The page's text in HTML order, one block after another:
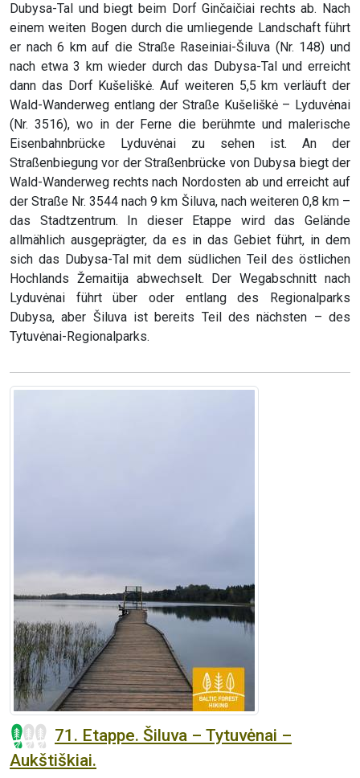
Dubysa-Tal und biegt beim Dorf Ginčaičiai rechts ab. Nach
einem weiten Bogen durch die umliegende Landschaft führt
er nach 6 km auf die Straße Raseiniai-Šiluva (Nr. 148) und
nach etwa 3 km wieder durch das Dubysa-Tal und erreicht
dann das Dorf Kušeliškė. Auf weiteren 5,5 km verläuft der
Wald-Wanderweg entlang der Straße Kušeliškė – Lyduvėnai
(Nr. 3516), wo in der Ferne die berühmte und malerische
Eisenbahnbrücke Lyduvėnai zu sehen ist. An der
Straßenbiegung vor der Straßenbrücke von Dubysa biegt der
Wald-Wanderweg rechts nach Nordosten ab und erreicht auf
der Straße Nr. 3544 nach 9 km Šiluva, nach weiteren 0,8 km –
das Stadtzentrum. In dieser Etappe wird das Gelände
allmählich ausgeprägter, da es in das Gebiet führt, in dem
sich das Dubysa-Tal mit dem südlichen Teil des östlichen
Hochlands Žemaitija abwechselt. Der Wegabschnitt nach
Lyduvėnai führt über oder entlang des Regionalparks
Dubysa, aber Šiluva ist bereits Teil des nächsten – des
Tytuvėnai-Regionalparks.
71. Etappe. Šiluva – Tytuvėnai –
Aukštiškiai.